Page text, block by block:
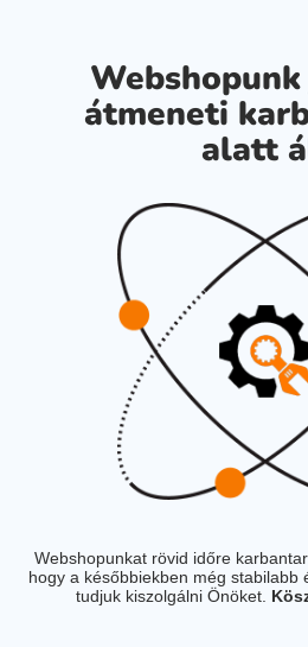
átmeneti
alatt
Webshopunkat rövid időre
hogy a későbbiekben még stabilabb
tudjuk kiszolgálni Önöket.